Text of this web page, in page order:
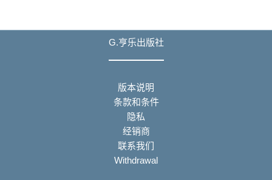
G.亨乐出版社
版本说明
条款和条件
隐私
经销商
联系我们
Withdrawal